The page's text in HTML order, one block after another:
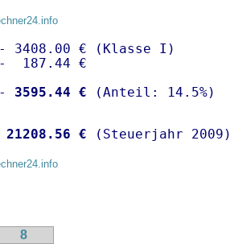
€ (Klasse I)
187.44 €
3595.44 €
21208.56 € (Steuerjahr 2009)
8